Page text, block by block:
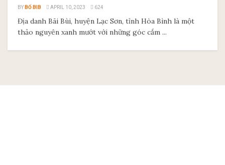
BY BỐ BIB APRIL 10, 2023 624
Địa danh Bãi Bùi, huyện Lạc Sơn, tỉnh Hòa Bình là một
thảo nguyên xanh mướt với những góc cắm ...